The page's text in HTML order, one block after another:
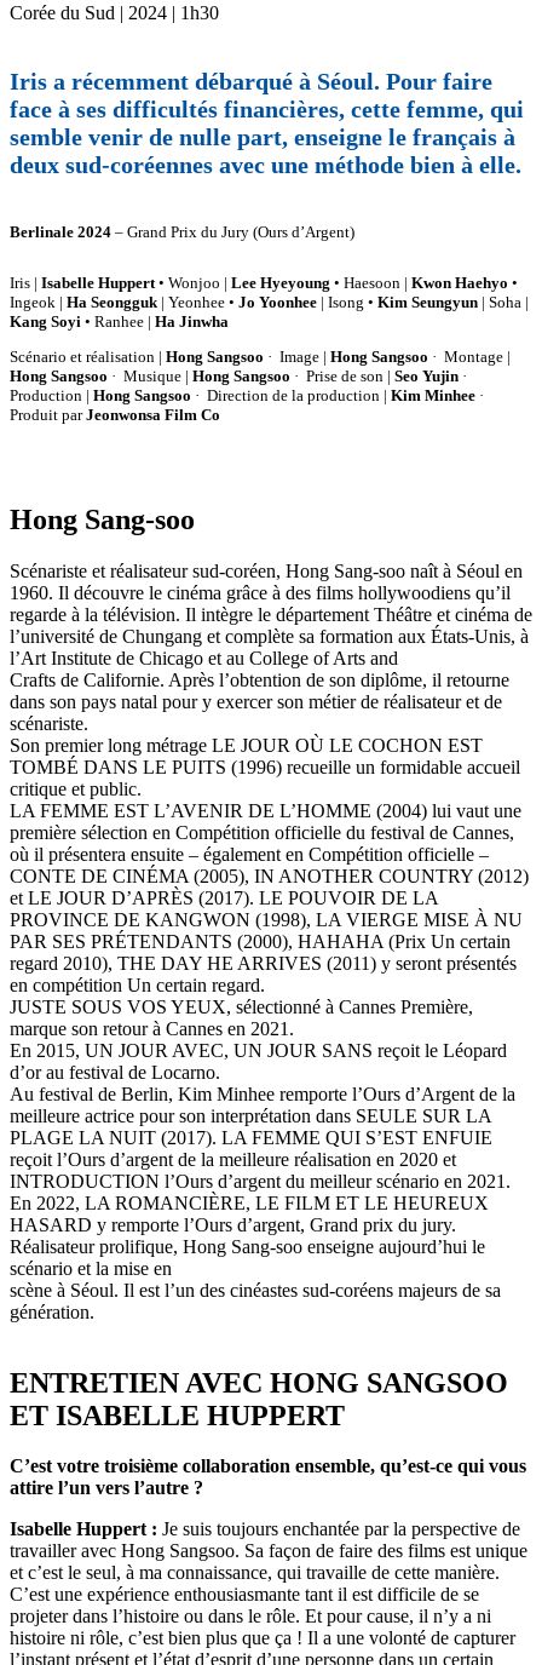
Corée du Sud | 2024 | 1h30
Iris a récemment débarqué à Séoul. Pour faire
face à ses difficultés financières, cette femme, qui
semble venir de nulle part, enseigne le français à
deux sud-coréennes avec une méthode bien à elle.
Berlinale 2024 – Grand Prix du Jury (Ours d’Argent)
Iris | Isabelle Huppert • Wonjoo | Lee Hyeyoung • Haesoon | Kwon Haehyo •
Ingeok | Ha Seongguk | Yeonhee • Jo Yoonhee | Isong • Kim Seungyun | Soha |
Kang Soyi • Ranhee | Ha Jinwha
Scénario et réalisation | Hong Sangsoo · Image | Hong Sangsoo · Montage |
Hong Sangsoo · Musique | Hong Sangsoo · Prise de son | Seo Yujin ·
Production | Hong Sangsoo · Direction de la production | Kim Minhee ·
Produit parJeonwonsa Film Co
Hong Sang-soo
Scénariste et réalisateur sud-coréen, Hong Sang-soo naît à Séoul en
1960. Il découvre le cinéma grâce à des films hollywoodiens qu’il
regarde à la télévision. Il intègre le département Théâtre et cinéma de
l’université de Chungang et complète sa formation aux États-Unis, à
l’Art Institute de Chicago et au College of Arts and
Crafts de Californie. Après l’obtention de son diplôme, il retourne
dans son pays natal pour y exercer son métier de réalisateur et de
scénariste.
Son premier long métrage LE JOUR OÙ LE COCHON EST
TOMBÉ DANS LE PUITS (1996) recueille un formidable accueil
critique et public.
LA FEMME EST L’AVENIR DE L’HOMME (2004) lui vaut une
première sélection en Compétition officielle du festival de Cannes,
où il présentera ensuite – également en Compétition officielle –
CONTE DE CINÉMA (2005), IN ANOTHER COUNTRY (2012)
et LE JOUR D’APRÈS (2017). LE POUVOIR DE LA
PROVINCE DE KANGWON (1998), LA VIERGE MISE À NU
PAR SES PRÉTENDANTS (2000), HAHAHA (Prix Un certain
regard 2010), THE DAY HE ARRIVES (2011) y seront présentés
en compétition Un certain regard.
JUSTE SOUS VOS YEUX, sélectionné à Cannes Première,
marque son retour à Cannes en 2021.
En 2015, UN JOUR AVEC, UN JOUR SANS reçoit le Léopard
d’or au festival de Locarno.
Au festival de Berlin, Kim Minhee remporte l’Ours d’Argent de la
meilleure actrice pour son interprétation dans SEULE SUR LA
PLAGE LA NUIT (2017). LA FEMME QUI S’EST ENFUIE
reçoit l’Ours d’argent de la meilleure réalisation en 2020 et
INTRODUCTION l’Ours d’argent du meilleur scénario en 2021.
En 2022, LA ROMANCIÈRE, LE FILM ET LE HEUREUX
HASARD y remporte l’Ours d’argent, Grand prix du jury.
Réalisateur prolifique, Hong Sang-soo enseigne aujourd’hui le
scénario et la mise en
scène à Séoul. Il est l’un des cinéastes sud-coréens majeurs de sa
génération.
ENTRETIEN AVEC HONG SANGSOO
ET ISABELLE HUPPERT
C’est votre troisième collaboration ensemble, qu’est-ce qui vous
attire l’un vers l’autre ?
Isabelle Huppert : Je suis toujours enchantée par la perspective de
travailler avec Hong Sangsoo. Sa façon de faire des films est unique
et c’est le seul, à ma connaissance, qui travaille de cette manière.
C’est une expérience enthousiasmante tant il est difficile de se
projeter dans l’histoire ou dans le rôle. Et pour cause, il n’y a ni
histoire ni rôle, c’est bien plus que ça ! Il a une volonté de capturer
l’instant présent et l’état d’esprit d’une personne dans un certain